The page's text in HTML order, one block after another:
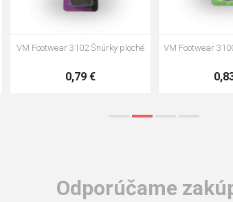
VM Footwear 3002 Vkladacia
3,57 €
VM Footwear
Odporúčame